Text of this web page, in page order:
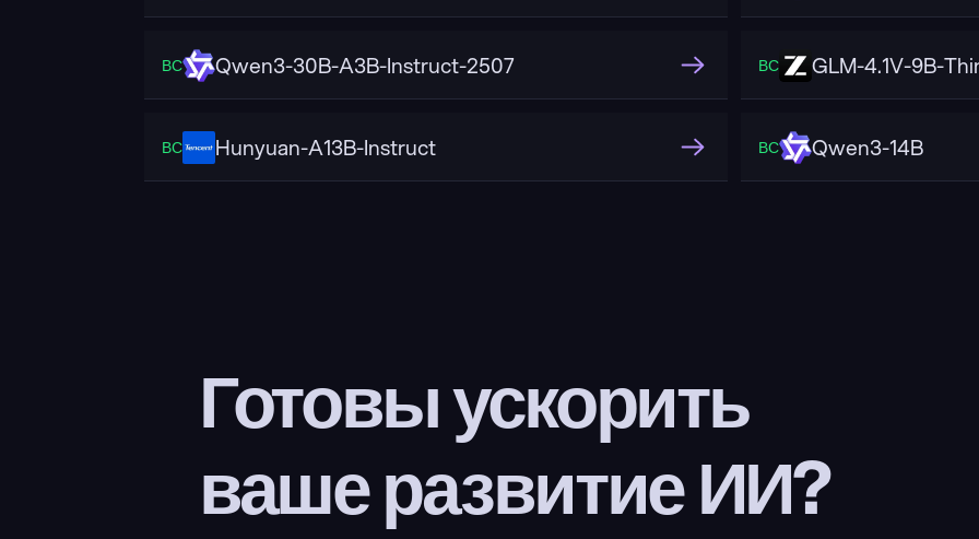
ВС Qwen3-30B-A3B-Instruct-2507 ВС GLM-4.1V-9B-
ВС Hunyuan-A13B-Instruct ВС Qwen3-14B
Готовы ускорить
ваше развитие ИИ?